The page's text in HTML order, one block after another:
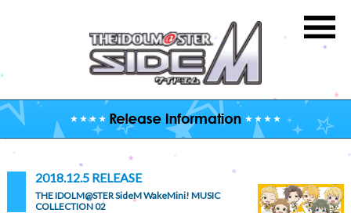
2018.12.5 RELEASE
THE IDOLM@STER SideM WakeMini! MUSIC
COLLECTION 02